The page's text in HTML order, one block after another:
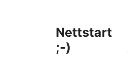
Nettstart
;-)